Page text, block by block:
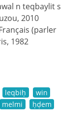
n teqbaylit s
2010
(parler
1982
leqbiḥ
win
melmi
ḥḍem